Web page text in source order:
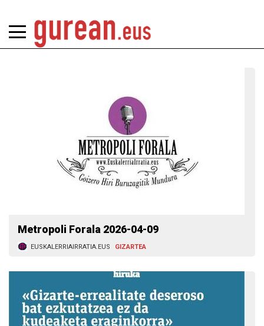
Metropoli Forala 2026-04-09
EUSKALERRIAIRRATIA.EUS GIZARTEA